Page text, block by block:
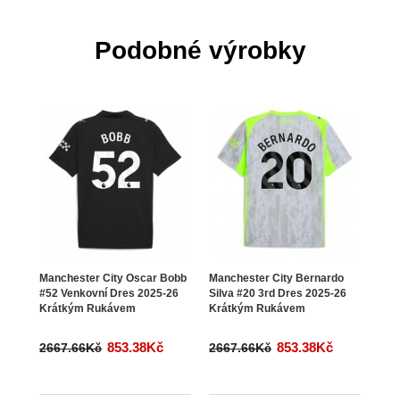
Podobné výrobky
Manchester City Oscar Bobb
#52 Venkovní Dres 2025-26
Krátkým Rukávem
2667.66Kč 853.38Kč
Manchester City Bernardo
Silva #20 3rd Dres 2025-26
Krátkým Rukávem
2667.66Kč 853.38Kč